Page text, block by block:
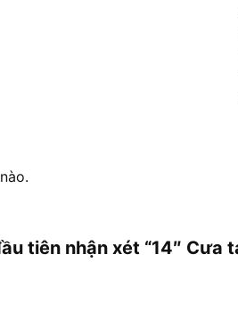
tiên nhận xét “14″ Cưa